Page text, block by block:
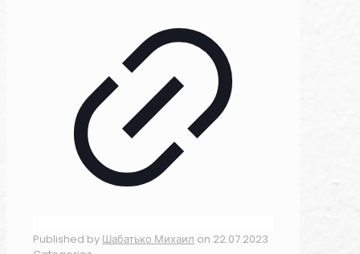
Published by Шабатько Михаил on 22.07.2023